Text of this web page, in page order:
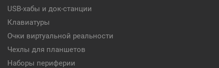
USB-хабы и док-станции
Клавиатуры
Очки виртуальной реальности
Чехлы для планшетов
Наборы периферии